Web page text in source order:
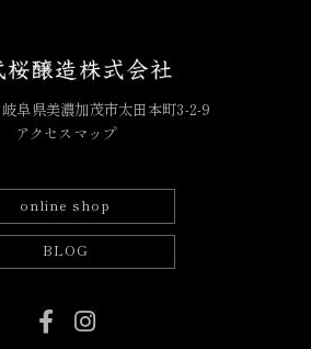
阜県美濃加茂市太田本町3-2-9
アクセスマップ
online shop
BLOG